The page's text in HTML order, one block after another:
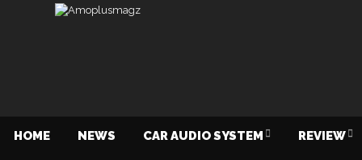
HOME NEWS CAR AUDIO SYSTEM REVIEW